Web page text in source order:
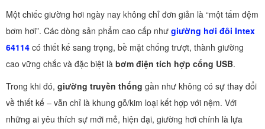
Một chiếc giường hơi ngày nay không chỉ đơn giản là “một tấm đệm
bơm hơi”. Các dòng sản phẩm cao cấp như giường hơi đôi Intex
64114 có thiết kế sang trọng, bề mặt chống trượt, thành giường
cao vững chắc và đặc biệt là bơm điện tích hợp cổng USB.
Trong khi đó, giường truyền thống gần như không có sự thay đổi
về thiết kế – vẫn chỉ là khung gỗ/kim loại kết hợp với nệm. Với
những ai yêu thích sự mới mẻ, hiện đại, giường hơi chính là lựa